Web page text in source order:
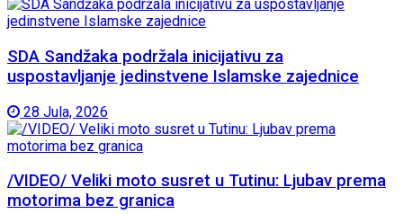
SDA Sandžaka podržala inicijativu za
uspostavljanje jedinstvene Islamske zajednice
28 Jula, 2026
/VIDEO/ Veliki moto susret u Tutinu: Ljubav prema
motorima bez granica